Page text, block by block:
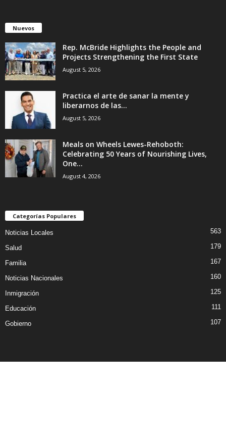
Nuevos
Rep. McBride Highlights the People and
Projects Strengthening the First State
August 5, 2026
Practica el arte de sanar la mente y
liberarnos de las...
August 5, 2026
Meals on Wheels Lewes-Rehoboth:
Celebrating 50 Years of Nourishing Lives,
One...
August 4, 2026
Categorías Populares
Noticias Locales 563
Salud 179
Familia 167
Noticias Nacionales 160
Inmigración 125
Educación 111
Gobierno 107